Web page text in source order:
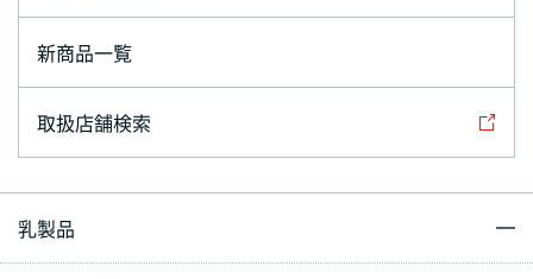
新商品一覧
取扱店舗検索
乳製品